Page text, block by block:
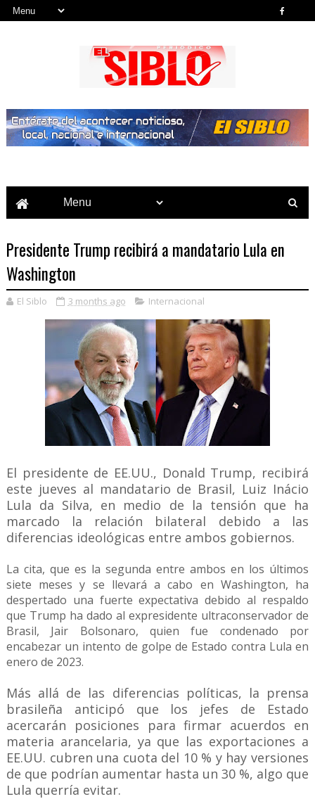
Presidente Trump recibirá a mandatario Lula en
Washington
El Siblo 3 months ago Internacional
El presidente de EE.UU., Donald Trump, recibirá
este jueves al mandatario de Brasil, Luiz Inácio
Lula da Silva, en medio de la tensión que ha
marcado la relación bilateral debido a las
diferencias ideológicas entre ambos gobiernos.
La cita, que es la segunda entre ambos en los últimos
siete meses y se llevará a cabo en Washington, ha
despertado una fuerte expectativa debido al respaldo
que Trump ha dado al expresidente ultraconservador de
Brasil, Jair Bolsonaro, quien fue condenado por
encabezar un intento de golpe de Estado contra Lula en
enero de 2023.
Más allá de las diferencias políticas, la prensa
brasileña anticipó que los jefes de Estado
acercarán posiciones para firmar acuerdos en
materia arancelaria, ya que las exportaciones a
EE.UU. cubren una cuota del 10 % y hay versiones
de que podrían aumentar hasta un 30 %, algo que
Lula querría evitar.